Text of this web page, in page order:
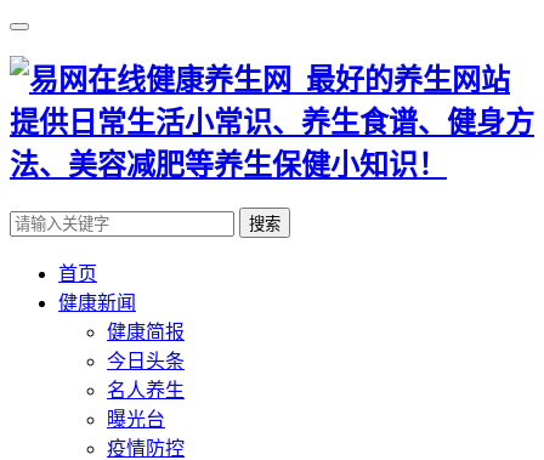
搜索
首页
健康新闻
健康简报
今日头条
名人养生
曝光台
疫情防控